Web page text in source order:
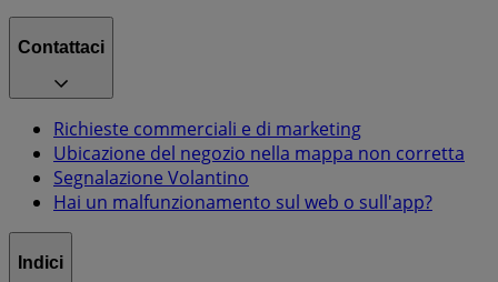
Contattaci
Richieste commerciali e di marketing
Ubicazione del negozio nella mappa non corretta
Segnalazione Volantino
Hai un malfunzionamento sul web o sull'app?
Indici